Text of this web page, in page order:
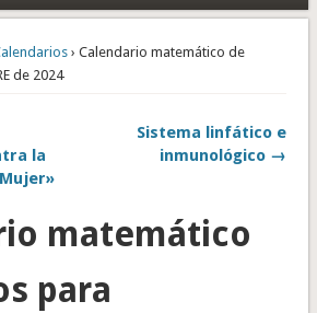
› Calendario matemático de
de 2024
la
Sistema linfático e
inmunológico →
matemático
para